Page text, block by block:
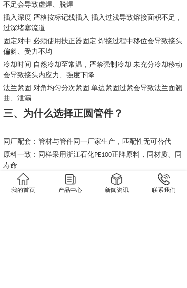
不足会导致虚焊、脱焊
插入深度 严格按标记线插入 插入过浅导致熔接面积不足，
过深堵塞流道
固定对中 必须使用扶正器固定 焊接过程中移位会导致接头
偏斜、受力不均
冷却时间 自然冷却至常温，严禁强制冷却 未充分冷却移动
会导致接头内应力、强度下降
法兰紧固 对角均匀分次紧固 单边紧固过紧会导致法兰面翘
曲、泄漏
三、为什么选择正圆管件？
同厂配套：管材与管件同一厂家生产，匹配性无可替代
原料一致：同样采用浙江石化PE100正牌原料，同材质、同
寿命
工艺一致：同样采用钢骨架增强结构，热膨胀系数一致，
系统稳定性高
我的首页 产品中心 新闻资讯 联系我们